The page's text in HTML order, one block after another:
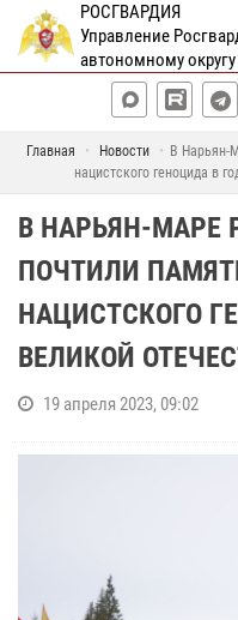
РОСГВАРДИЯ
Управление
автономному округу
Главная Новости
В Нарьян-
нацистского геноцида в
В НАРЬЯН-МАРЕ
ПОЧТИЛИ
НАЦИСТСКОГО
ВЕЛИКОЙ
19 апреля 2023, 09:02